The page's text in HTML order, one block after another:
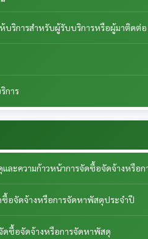
บริการสำหรับผู้รับบริการหรือผู้มาติดต่อ
การ
และความก้าวหน้าการจัดซื้อจัดจ้างหรือ
ซื้อจัดจ้างหรือการจัดหาพัสดุประจำปี
ดซื้อจัดจ้างหรือการจัดหาพัสดุ